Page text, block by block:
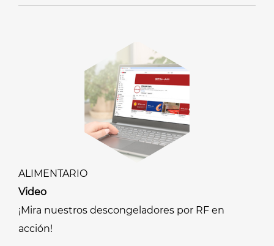
ALIMENTARIO
Video
¡Mira nuestros descongeladores por RF en
acción!